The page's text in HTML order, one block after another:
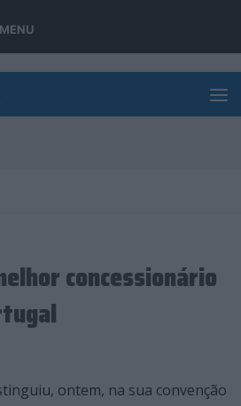
MENU
concessionário
ontem, na sua convenção